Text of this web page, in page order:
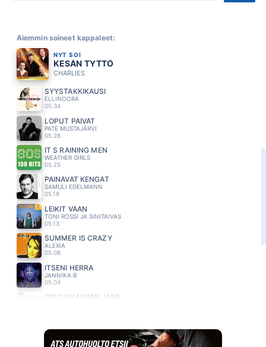
Aiemmin soineet kappaleet:
NYT SOI
KESÄN TYTTÖ
CHARLIES
SYYSTAKKIKAUSI
ELLINOORA
05.34
LOPUT PÄIVÄT
PATE MUSTAJÄRVI
05.28
IT S RAINING MEN
WEATHER GIRLS
05.25
PAINAVAT KENGÄT
SAMULI EDELMANN
05.18
LEIKIT VAAN
TONI ROSSI JA SINITAIVAS
05.13
SUMMER IS CRAZY
ALEXIA
05.08
ITSENI HERRA
JANNIKA B
05.04
OSUUSKAUPAN JANE
BACKSTREET BOYS
04.52